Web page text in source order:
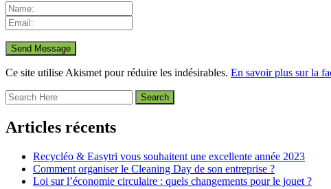
Ce site utilise Akismet pour réduire les indésirables. En savoir plus sur la
Articles récents
Recycléo & Easytri vous souhaitent une excellente année 2023
Comment organiser le Cleaning Day de son entreprise ?
Loi sur l’économie circulaire : quels changements pour le jouet ?